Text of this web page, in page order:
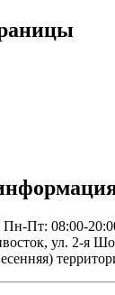
Пн-Пт: 08:00-
ул. 2-я